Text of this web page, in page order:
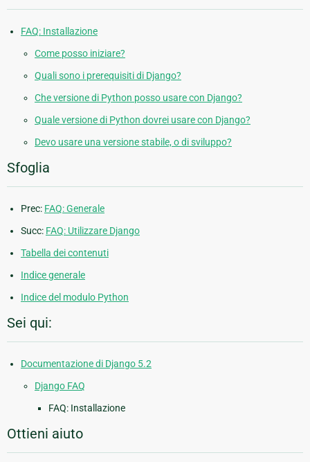
FAQ: Installazione
Come posso iniziare?
Quali sono i prerequisiti di Django?
Che versione di Python posso usare con Django?
Quale versione di Python dovrei usare con Django?
Devo usare una versione stabile, o di sviluppo?
Sfoglia
Prec: FAQ: Generale
Succ: FAQ: Utilizzare Django
Tabella dei contenuti
Indice generale
Indice del modulo Python
Sei qui:
Documentazione di Django 5.2
Django FAQ
FAQ: Installazione
Ottieni aiuto